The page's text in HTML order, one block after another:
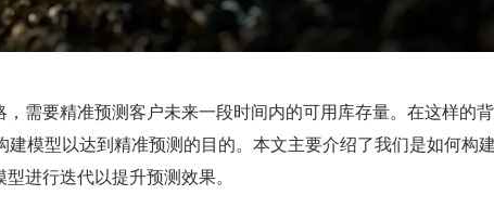
需要精准预测客户未来一段时间内的可用库存量。在这样的背
模型以达到精准预测的目的。本文主要介绍了我们是如何构
进行迭代以提升预测效果。